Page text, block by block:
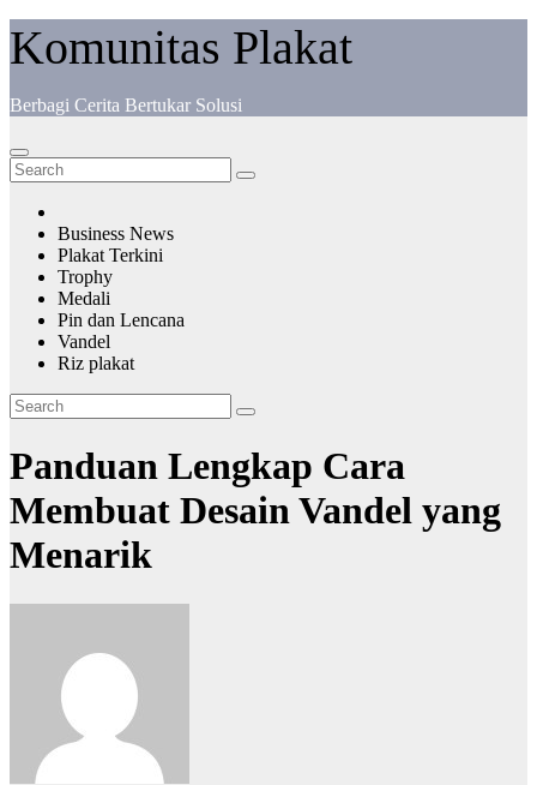
Komunitas Plakat
Berbagi Cerita Bertukar Solusi
Business News
Plakat Terkini
Trophy
Medali
Pin dan Lencana
Vandel
Riz plakat
Panduan Lengkap Cara
Membuat Desain Vandel yang
Menarik